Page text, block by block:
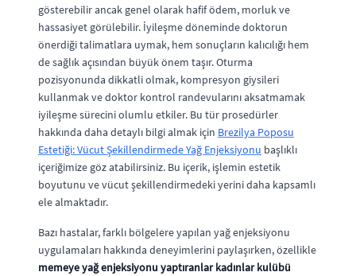
gösterebilir ancak genel olarak hafif ödem, morluk ve
hassasiyet görülebilir. İyileşme döneminde doktorun
önerdiği talimatlara uymak, hem sonuçların kalıcılığı hem
de sağlık açısından büyük önem taşır. Oturma
pozisyonunda dikkatli olmak, kompresyon giysileri
kullanmak ve doktor kontrol randevularını aksatmamak
iyileşme sürecini olumlu etkiler. Bu tür prosedürler
hakkında daha detaylı bilgi almak için Brezilya Poposu
Estetiği: Vücut Şekillendirmede Yağ Enjeksiyonu başlıklı
içeriğimize göz atabilirsiniz. Bu içerik, işlemin estetik
boyutunu ve vücut şekillendirmedeki yerini daha kapsamlı
ele almaktadır.
Bazı hastalar, farklı bölgelere yapılan yağ enjeksiyonu
uygulamaları hakkında deneyimlerini paylaşırken, özellikle
memeye yağ enjeksiyonu yaptıranlar kadınlar kulübü